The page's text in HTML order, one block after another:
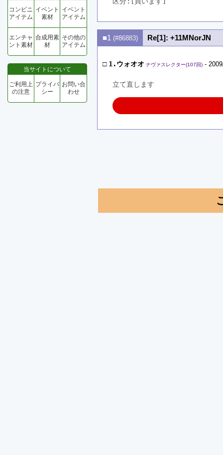
コンビニ
アイテム
イベント
素材
イベント
アイテム
エンチャ
ント素材
合成用素
材
その他の
アイテム
当サイトについて
ご利用上
の注意
プライバ
シー
お問い合
わせ
■1 (#86883) Re[1]: +11MNorJN
□ 1.ウォオオ ナヴァスレクター(107回) -
立て直します